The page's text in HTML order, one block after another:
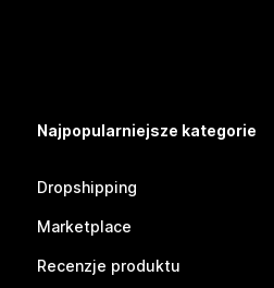
Najpopularniejsze kategorie
Dropshipping
Marketplace
Recenzje produktu